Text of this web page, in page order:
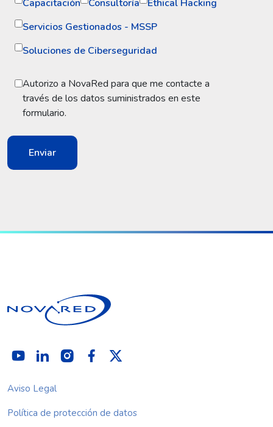
Capacitación Consultoría
Ethical Hacking
Servicios Gestionados - MSSP
Soluciones de Ciberseguridad
Autorizo a NovaRed para que me contacte a
través de los datos suministrados en este
formulario.
Enviar
Aviso Legal
Política de protección de datos